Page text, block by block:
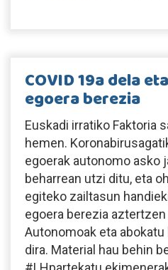
COVID 19a dela
egoera berezia
Euskadi irratiko Faktoria
hemen.
egoerak autonomo asko
beharrean utzi ditu, eta
egiteko zailtasun
egoera berezia
Autonomoak eta
dira. Material hau behin